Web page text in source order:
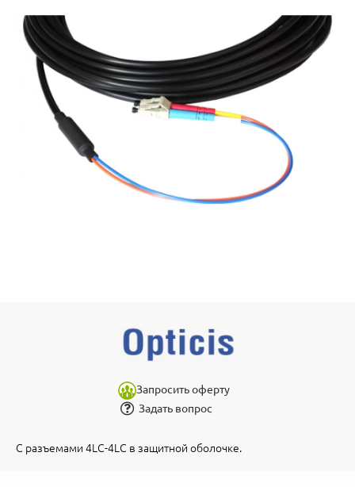
Запросить оферту
Задать вопрос
С разъемами 4LC-4LC в защитной оболочке.